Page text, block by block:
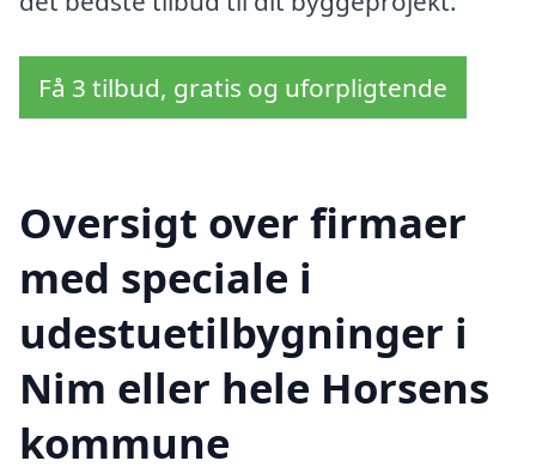
Få 3 tilbud, gratis og uforpligtende
Oversigt over firmaer
med speciale i
udestuetilbygninger i
Nim eller hele Horsens
kommune